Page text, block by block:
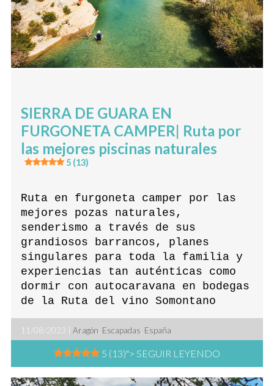
SIERRA DE GUARA EN
FURGONETA CAMPER| Ruta por
las mejores piscinas naturales
5 (13)
Ruta en furgoneta camper por las
mejores pozas naturales,
senderismo a través de sus
grandiosos barrancos, planes
singulares para toda la familia y
experiencias tan auténticas como
dormir con autocaravana en bodegas
de la Ruta del vino Somontano
11/08/2023 |Aragón Escapadas España
5 (13)"> SEGUIR LEYENDO